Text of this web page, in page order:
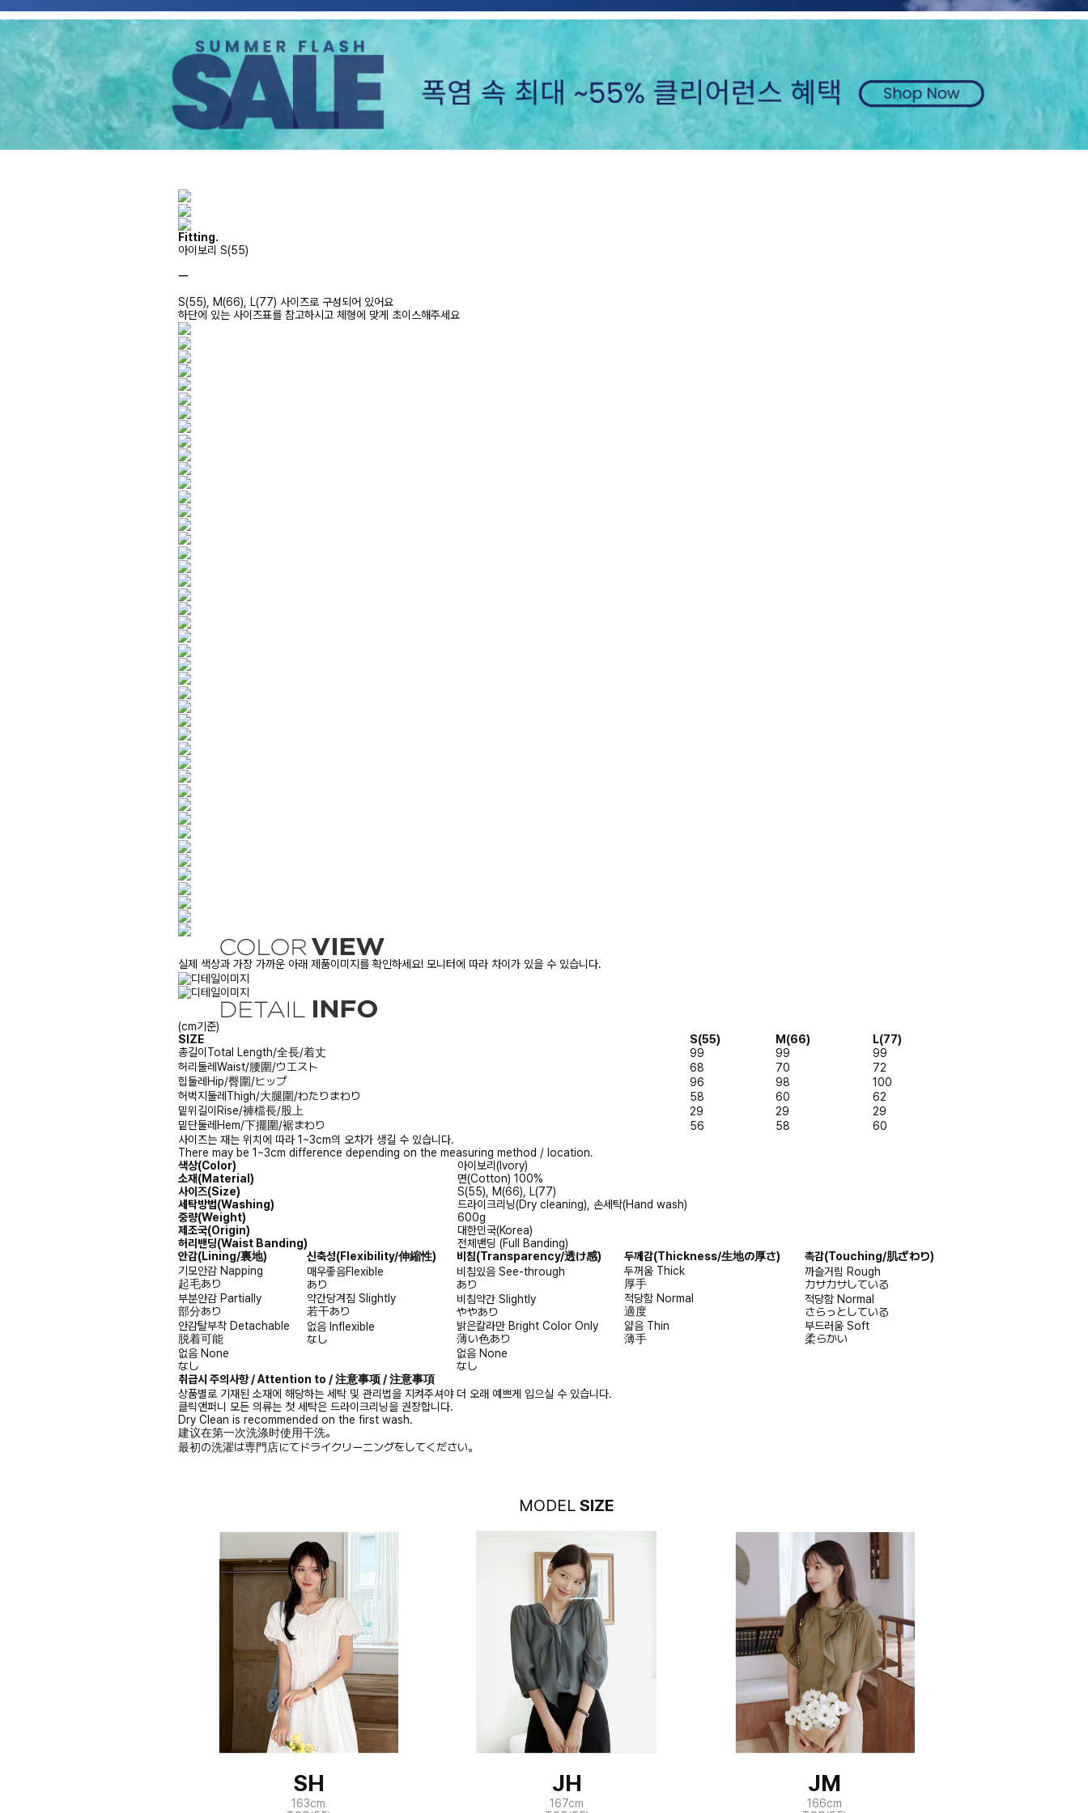
Fitting.
아이보리 S(55)
ㅡ
S(55), M(66), L(77) 사이즈로 구성되어 있어요
하단에 있는 사이즈표를 참고하시고 체형에 맞게 초이스해주세요
실제 색상과 가장 가까운 아래 제품이미지를 확인하세요! 모니터에 따라 차이가 있을 수 있습니다.
(cm기준)
SIZE
S(55) M(66)
L(77)
총길이 Total Length/全長/着丈 99 99
99
허리둘레Waist/腰圍/ウエスト 68 70
72
힙둘레 Hip/臀圍/ヒップ 96 98
100
허벅지둘레 Thigh/大腿圍/わたりまわり 58 60
62
밑위길이 Rise/褲檔長/股上 29 29
29
밑단둘레 Hem/下擺圍/裾まわり 56 58
60
사이즈는 재는 위치에 따라 1~3cm의 오차가 생길 수 있습니다.
There may be 1~3cm difference depending on the measuring method / location.
색상(Color)
아이보리(Ivory)
소재(Material)
면(Cotton) 100%
사이즈(Size)
S(55), M(66), L(77)
세탁방법(Washing)
드라이크리닝(Dry cleaning), 손세탁(Hand wash)
중량(Weight)
600g
제조국(Origin)
대한민국(Korea)
허리밴딩(Waist Banding)
전체밴딩 (Full Banding)
안감(Lining/裏地) 신축성(Flexibility/伸縮性) 비침(Transparency/透け感) 두께감(Thickness/生地の厚さ) 촉감(Touching/肌ざわり)
기모안감 Napping
起毛あり
매우좋음Flexible
あり
비침있음 See-through
あり
두꺼움 Thick
厚手
까슬거림 Rough
カサカサしている
부분안감 Partially
部分あり
약간당겨짐 Slightly
若干あり
비침약간 Slightly
ややあり
적당함 Normal
適度
적당함 Normal
さらっとしている
안감탈부착 Detachable
脱着可能
없음 Inflexible
なし
밝은칼라만 Bright Color Only
薄い色あり
얇음 Thin
薄手
부드러움 Soft
柔らかい
없음 None
なし
없음 None
なし
취급시 주의사항 / Attention to / 注意事项 / 注意事項
상품별로 기재된 소재에 해당하는 세탁 및 관리법을 지켜주셔야 더 오래 예쁘게 입으실 수 있습니다.
클릭앤퍼니 모든 의류는 첫 세탁은 드라이크리닝을 권장합니다.
Dry Clean is recommended on the first wash.
建议在第一次洗涤时使用干洗。
最初の洗濯は専門店にてドライクリーニングをしてください。
MODEL SIZE
SH
163cm
JH
167cm
JM
166cm